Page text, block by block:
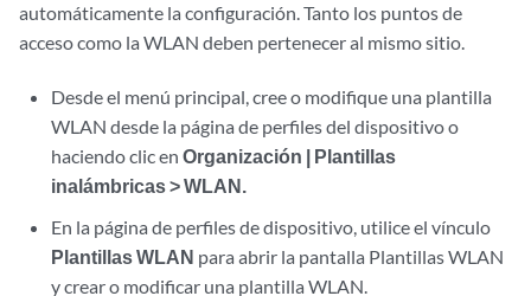
automáticamente la configuración. Tanto los puntos de
acceso como la WLAN deben pertenecer al mismo sitio.
Desde el menú principal, cree o modifique una plantilla
WLAN desde la página de perfiles del dispositivo o
haciendo clic enOrganización | Plantillas
inalámbricas > WLAN.
En la página de perfiles de dispositivo, utilice el vínculo
Plantillas WLAN para abrir la pantalla Plantillas WLAN
y crear o modificar una plantilla WLAN.